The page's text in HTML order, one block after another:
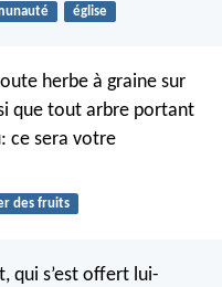
église
herbe à graine sur
que tout arbre portant
ce sera votre
des fruits
qui s’est offert lui-